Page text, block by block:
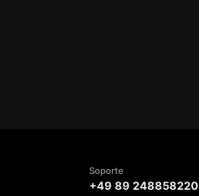
Soporte
+49 89 248858220